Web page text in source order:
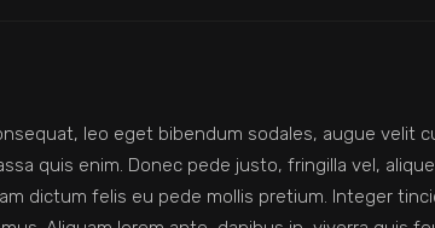
leo eget bibendum sodales, augue velit
quis enim. Donec pede justo, fringilla vel,
dictum felis eu pede mollis pretium. Integer